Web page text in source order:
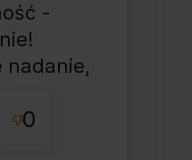
-
nadanie,
0